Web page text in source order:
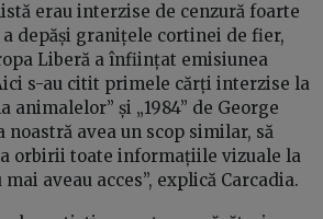
erau interzise de cenzură foarte
depăși granițele cortinei de fier,
Liberă a înființat emisiunea
s-au citit primele cărți interzise la
animalelor” și „1984” de George
noastră avea un scop similar, să
orbirii toate informațiile vizuale la
aveau acces”, explică Carcadia.